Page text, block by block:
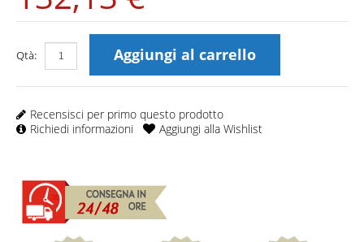
Qtà: Aggiungi al carrello
Recensisci per primo questo prodotto
Aggiungi alla Wishlist
Richiedi informazioni